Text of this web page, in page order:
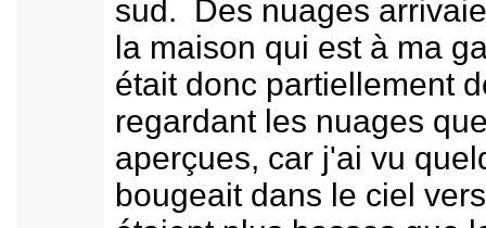
sud. Des nuages
la maison qui est à ma
était donc partiellement
regardant les nuages
aperçues, car j'ai vu
bougeait dans le ciel